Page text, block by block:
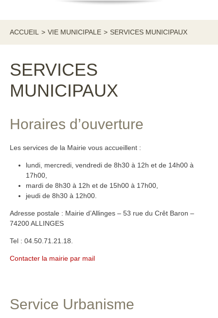
ACCUEIL > VIE MUNICIPALE > SERVICES MUNICIPAUX
SERVICES
MUNICIPAUX
Horaires d’ouverture
Les services de la Mairie vous accueillent :
lundi, mercredi, vendredi de 8h30 à 12h et de 14h00 à
17h00,
mardi de 8h30 à 12h et de 15h00 à 17h00,
jeudi de 8h30 à 12h00.
Adresse postale : Mairie d’Allinges – 53 rue du Crêt Baron –
74200 ALLINGES
Tel : 04.50.71.21.18.
Contacter la mairie par mail
Service Urbanisme